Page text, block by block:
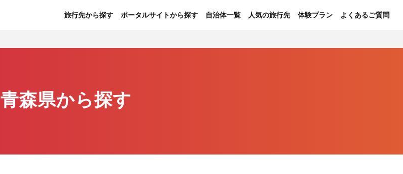
旅行先から探す ポータルサイトから探す 自治体一覧 人気の旅行先 体験プラン よくあるご質問
青森県から探す